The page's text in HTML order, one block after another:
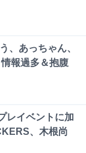
、あっちゃん、
報過多＆抱腹
レイベントに加
、木根尚